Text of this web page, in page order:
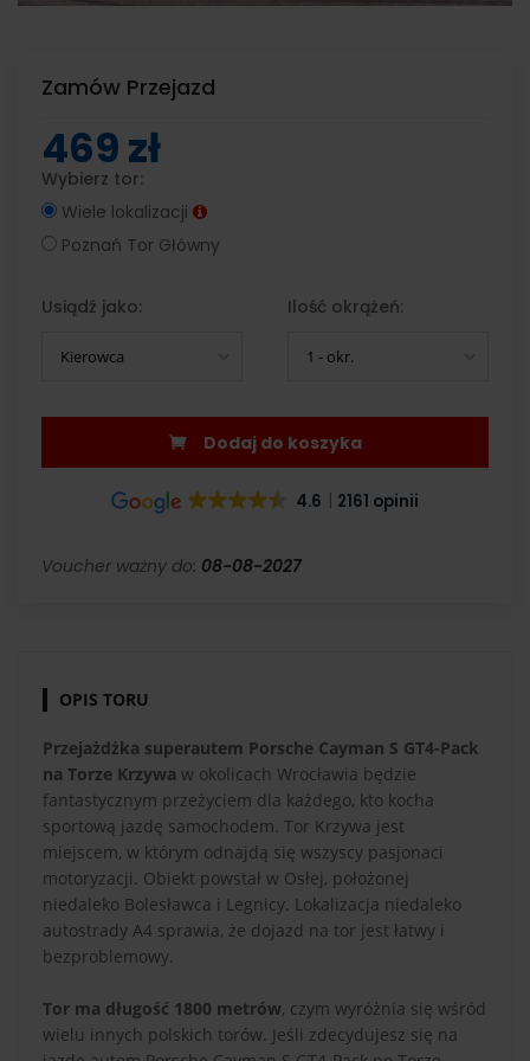
Zamów Przejazd
469 zł
Wybierz tor:
Wiele lokalizacji
Poznań Tor Główny
Usiądź jako:
Kierowca
Ilość okrążeń:
1 - okr.
Dodaj do koszyka
4.6 2161 opinii
Voucher ważny do: 08-08-2027
OPIS TORU
Przejażdżka superautem Porsche Cayman S GT4-Pack
na Torze Krzywa w okolicach Wrocławia będzie
fantastycznym przeżyciem dla każdego, kto kocha
sportową jazdę samochodem. Tor Krzywa jest
miejscem, w którym odnajdą się wszyscy pasjonaci
motoryzacji. Obiekt powstał w Osłej, położonej
niedaleko Bolesławca i Legnicy. Lokalizacja niedaleko
autostrady A4 sprawia, że dojazd na tor jest łatwy i
bezproblemowy.
Tor ma długość 1800 metrów, czym wyróżnia się wśród
wielu innych polskich torów. Jeśli zdecydujesz się na